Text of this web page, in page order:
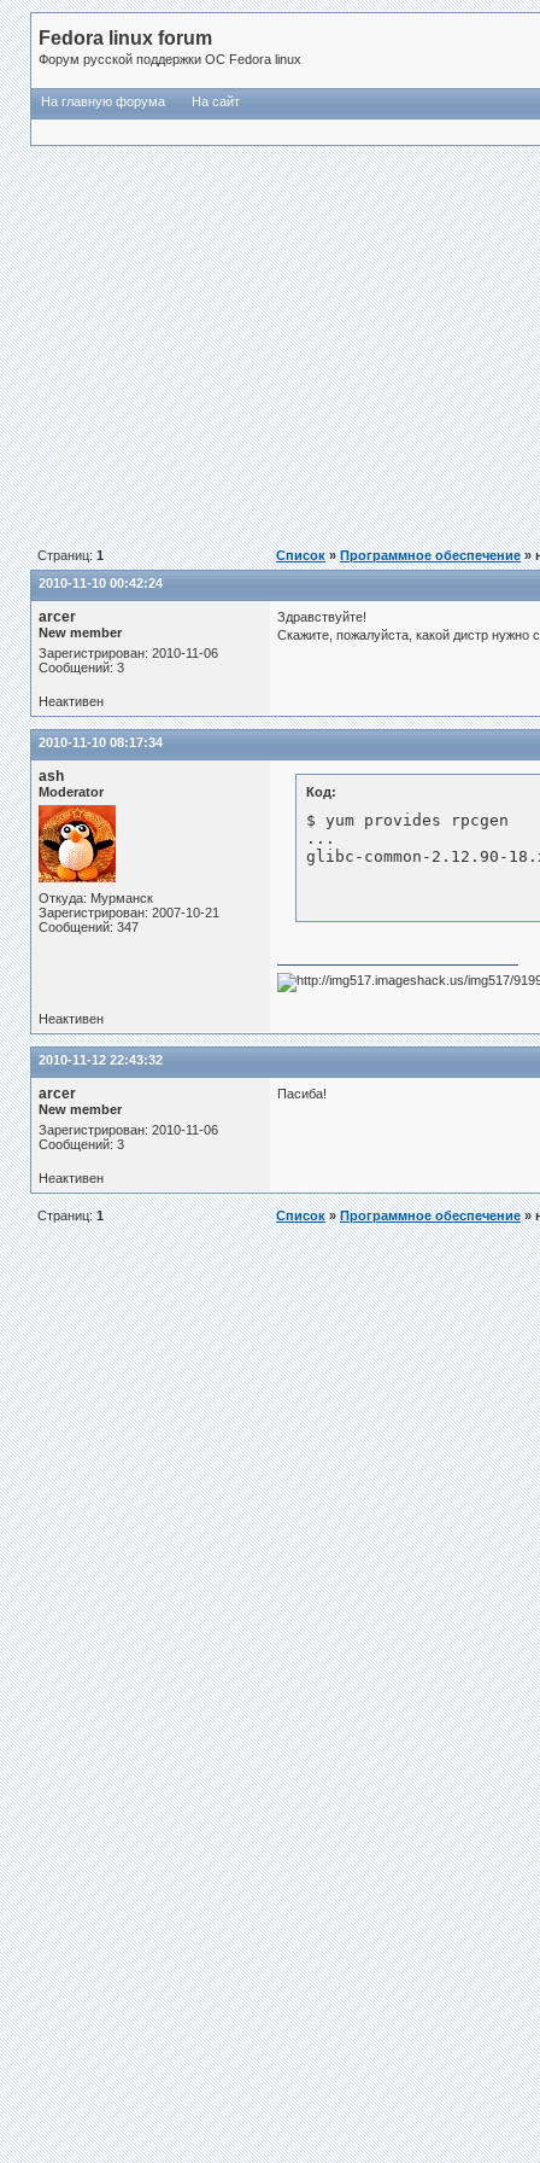
Fedora linux forum
Форум русской поддержки ОС Fedora linux
На главную форума На сайт
Страниц:1 Список»Программное обеспечение»
2010-11-10 00:42:24
arcer
New member
Зарегистрирован: 2010-11-06
Сообщений: 3
Здравствуйте!
Скажите, пожалуйста, какой дистр нужно
Неактивен
2010-11-10 08:17:34
ash
Moderator
Откуда: Мурманск
Зарегистрирован: 2007-10-21
Сообщений: 347
Код:
$ yum provides rpcgen
...
glibc-common-2.12.90-
Неактивен
2010-11-12 22:43:32
arcer
New member
Зарегистрирован: 2010-11-06
Сообщений: 3
Пасиба!
Неактивен
Страниц:1 Список»Программное обеспечение»